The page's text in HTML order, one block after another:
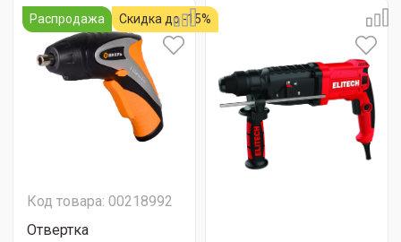
Распродажа Скидка до -15%
Код товара: 00218992
Отвертка